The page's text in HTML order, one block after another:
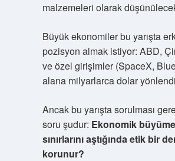
malzemeleri olarak
Büyük ekonomiler bu yarışta
pozisyon almak istiyor: ABD,
ve özel girişimler (SpaceX,
alana milyarlarca dolar
Ancak bu yarışta sorulması
soru şudur: Ekonomik
sınırlarını aştığında etik bir
korunur?